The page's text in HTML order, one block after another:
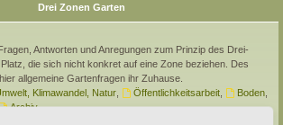
Drei Zonen Garten
Antworten und Anregungen zum Prinzip des Drei-
die sich nicht konkret auf eine Zone beziehen. Des
allgemeine Gartenfragen ihr Zuhause.
Klimawandel, Natur, Öffentlichkeitsarbeit, Boden,
Archiv